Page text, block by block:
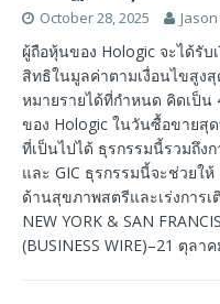
October 28, 2025 Jason
ผู้ถือหุ้นของ Hologic จะได้รั
สิทธิในมูลค่าตามเงื่อนไขสูง
หมายรายได้ที่กำหนด คิดเป็น
ของ Hologic ในวันซื้อขายสุ
ที่เป็นไปได้ ธุรกรรมนี้รวมถึง
และ GIC ธุรกรรมนี้จะช่วยใ
ด้านสุขภาพสตรีและเร่งการเ
NEW YORK & SAN
(BUSINESS WIRE)–21 ตุลา